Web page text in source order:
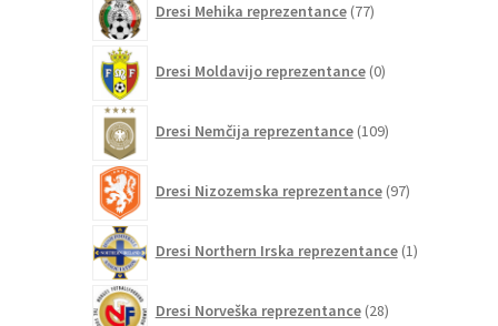
Dresi Mehika reprezentance 77izdelkov
Dresi Moldavijo reprezentance 0izdelkov
Dresi Nemčija reprezentance 109izdelkov
Dresi Nizozemska reprezentance 97izdelkov
Dresi Northern Irska reprezentance 1izdelek
Dresi Norveška reprezentance 28izdelkov